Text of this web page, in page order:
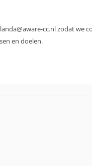
cc.nl zodat we
en doelen.